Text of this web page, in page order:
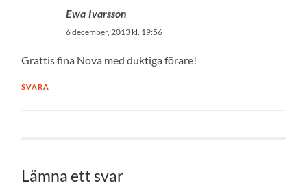
Ewa Ivarsson
6 december, 2013 kl. 19:56
Grattis fina Nova med duktiga förare!
SVARA
Lämna ett svar